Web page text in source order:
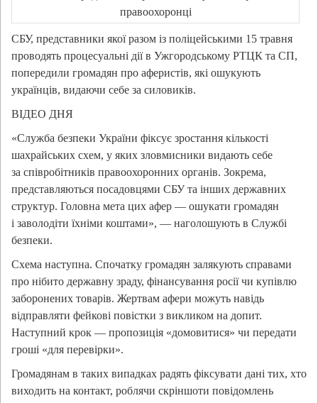
СБУ, представники якої разом із поліцейськими 15 травня
проводять процесуальні дії в Ужгородському РТЦК та СП,
попередили громадян про аферистів, які ошукують
українців, видаючи себе за силовиків.
ВІДЕО ДНЯ
«Служба безпеки України фіксує зростання кількості
шахрайських схем, у яких зловмисники видають себе
за співробітників правоохоронних органів. Зокрема,
представляються посадовцями СБУ та інших державних
структур. Головна мета цих афер — ошукати громадян
і заволодіти їхніми коштами», — наголошують в Службі
безпеки.
Схема наступна. Спочатку громадян залякують справами
про нібито державну зраду, фінансування росії чи купівлю
заборонених товарів. Жертвам афери можуть навідь
відправляти фейкові повістки з викликом на допит.
Наступний крок — пропозиція «домовитися» чи передати
гроші «для перевірки».
Громадянам в таких випадках радять фіксувати дані тих, хто
виходить на контакт, роблячи скріншоти повідомлень